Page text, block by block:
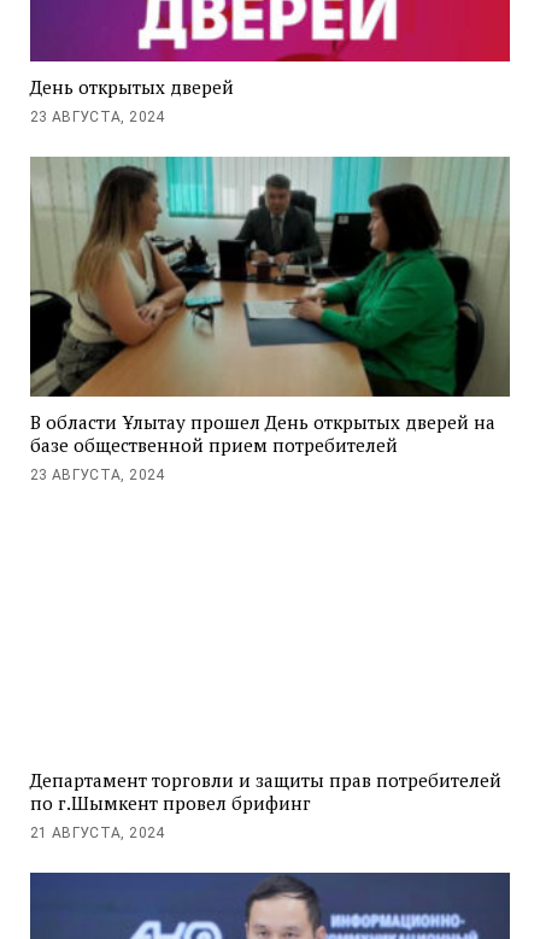
День открытых дверей
23 АВГУСТА, 2024
В области Ұлытау прошел День открытых дверей на
базе общественной прием потребителей
23 АВГУСТА, 2024
Департамент торговли и защиты прав потребителей
по г.Шымкент провел брифинг
21 АВГУСТА, 2024